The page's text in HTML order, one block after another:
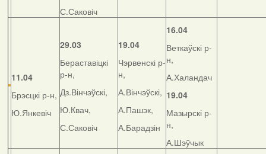
С.Саковіч
11.04
Брэсцкі р-н,
Ю.Янкевіч
29.03
Бераставіцкі
р-н,
Дз.Вінчэўскі,
Ю.Квач,
С.Саковіч
19.04
Чэрвенскі р-
н,
А.Вінчэўскі,
А.Пашэк,
А.Барадзін
16.04
Веткаўскі р-
н,
А.Халандач
19.04
Мазырскі р-
н,
А.Шэўчык